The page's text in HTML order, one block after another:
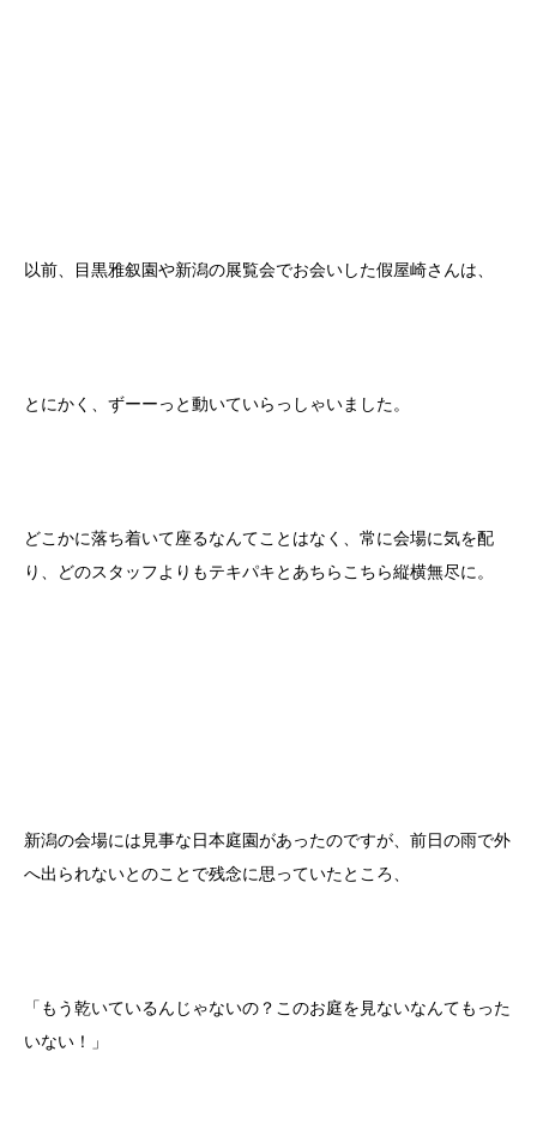
以前、目黒雅叙園や新潟の展覧会でお会いした假屋崎さんは、
とにかく、ずーーっと動いていらっしゃいました。
どこかに落ち着いて座るなんてことはなく、常に会場に気を配
り、どのスタッフよりもテキパキとあちらこちら縦横無尽に。
新潟の会場には見事な日本庭園があったのですが、前日の雨で外
へ出られないとのことで残念に思っていたところ、
「もう乾いているんじゃないの？このお庭を見ないなんてもった
いない！」